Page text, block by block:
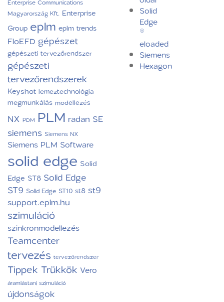
Enterprise Communications
Magyarország Kft. Enterprise
Group eplm eplm trends
FloEFD gépészet
gépészeti tervezőrendszer
gépészeti
tervezőrendszerek
Keyshot lemeztechnológia
megmunkálás modellezés
NX PDM PLM radan SE
siemens Siemens NX
Siemens PLM Software
solid edge Solid
Edge ST8 Solid Edge
ST9 Solid Edge ST10 st8 st9
support.eplm.hu
szimuláció
szinkronmodellezés
Teamcenter
tervezés tervezőrendszer
Tippek Trükkök Vero
áramlástani szimuláció
újdonságok
Solid
Edge
®
eloaded
Siemens
Hexagon